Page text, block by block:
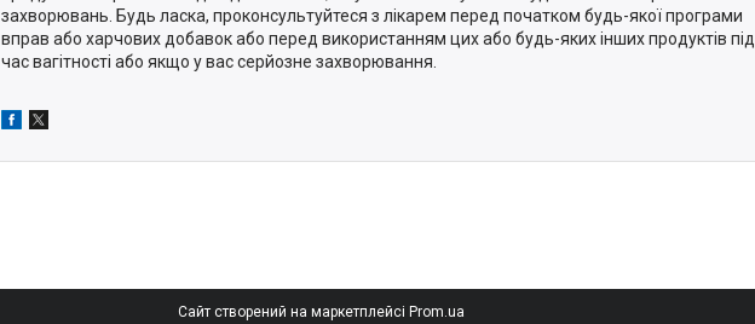
захворювань. Будь ласка, проконсультуйтеся з лікарем перед початком будь-якої програми
вправ або харчових добавок або перед використанням цих або будь-яких інших продуктів під
час вагітності або якщо у вас серйозне захворювання.
Сайт створений на маркетплейсі Prom.ua